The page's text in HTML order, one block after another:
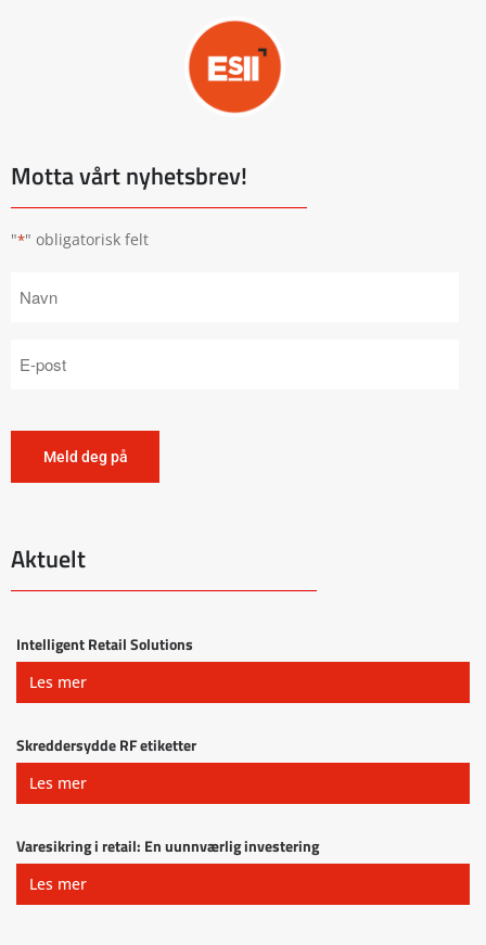
Motta vårt nyhetsbrev!
"*" obligatorisk felt
Aktuelt
Intelligent Retail Solutions
Les mer
Skreddersydde RF etiketter
Les mer
Varesikring i retail: En uunnværlig investering
Les mer